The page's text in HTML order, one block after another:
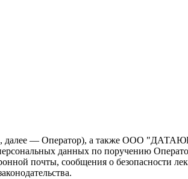
далее — Оператор), а также ООО
данных по поручению
почты, сообщения о безопасности